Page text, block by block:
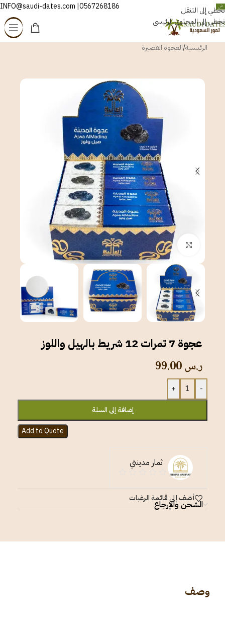
تخطي إلى التنقل
تخطي إلى المحتوى الرئيسي
العربية 0567268186| INFO@saudi-dates.com
الرئيسية/العجوة القصيرة
انقر للتكبير
عجوة 7 تمرات 12 شريط بالهيل واللوز
ر.س
-
+
إضافة إلى السلة
Add to Quote
ثمار مدينتي
أضف إلى قائمة الرغبات
الشحن والإرجاع
وصف